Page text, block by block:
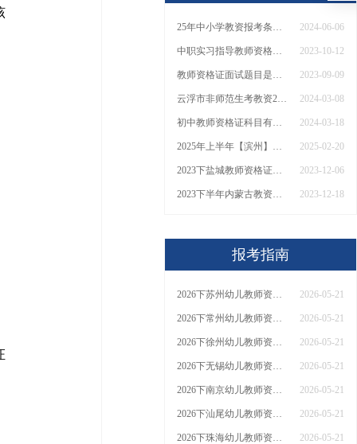
25年中小学教资报考条件是什么 几号能考 2024-06-06
中职实习指导教师资格证的报名条件有哪些？ 2023-10-12
教师资格证面试题目是固定的吗 流程是怎样的 2023-09-09
云浮市非师范生考教资2024年是最后一年了吗？ 2024-03-08
初中教师资格证科目有哪些 2024-03-18
2025年上半年【滨州】教资面试几号报名考试？ 2025-02-20
2023下盐城教师资格证面试考前须知（附扣分点） 2023-12-06
2023下半年内蒙古教资面试成绩今日公布|1月10日 2023-12-18
报考指南
2026下苏州幼儿教师资格证什么时候报名 怎么报名 2026-05-21
2026下常州幼儿教师资格证什么时候报名 怎么报名 2026-05-21
2026下徐州幼儿教师资格证什么时候报名 怎么报名 2026-05-21
2026下无锡幼儿教师资格证什么时候报名 怎么报名 2026-05-21
2026下南京幼儿教师资格证什么时候报名 怎么报名 2026-05-21
2026下汕尾幼儿教师资格证什么时候报名 怎么报名 2026-05-21
2026下珠海幼儿教师资格证什么时候报名 怎么报名 2026-05-21